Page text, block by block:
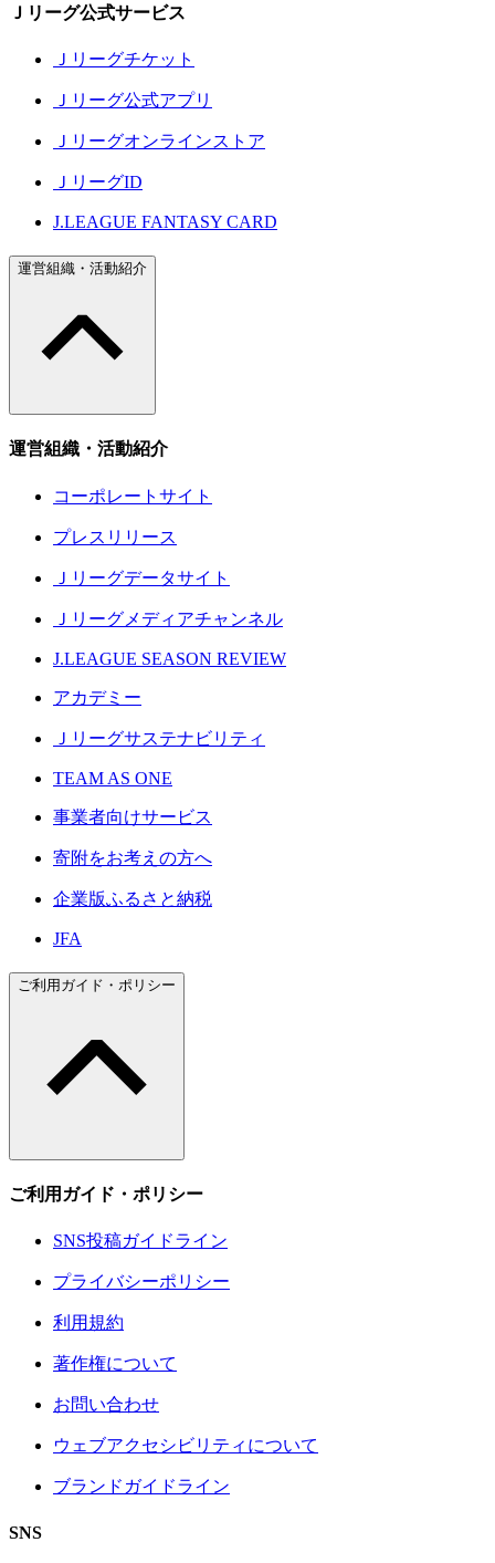
Ｊリーグ公式サービス
Ｊリーグチケット
Ｊリーグ公式アプリ
Ｊリーグオンラインストア
ＪリーグID
J.LEAGUE FANTASY CARD
運営組織・活動紹介
運営組織・活動紹介
コーポレートサイト
プレスリリース
Ｊリーグデータサイト
Ｊリーグメディアチャンネル
J.LEAGUE SEASON REVIEW
アカデミー
Ｊリーグサステナビリティ
TEAM AS ONE
事業者向けサービス
寄附をお考えの方へ
企業版ふるさと納税
JFA
ご利用ガイド・ポリシー
ご利用ガイド・ポリシー
SNS投稿ガイドライン
プライバシーポリシー
利用規約
著作権について
お問い合わせ
ウェブアクセシビリティについて
ブランドガイドライン
SNS